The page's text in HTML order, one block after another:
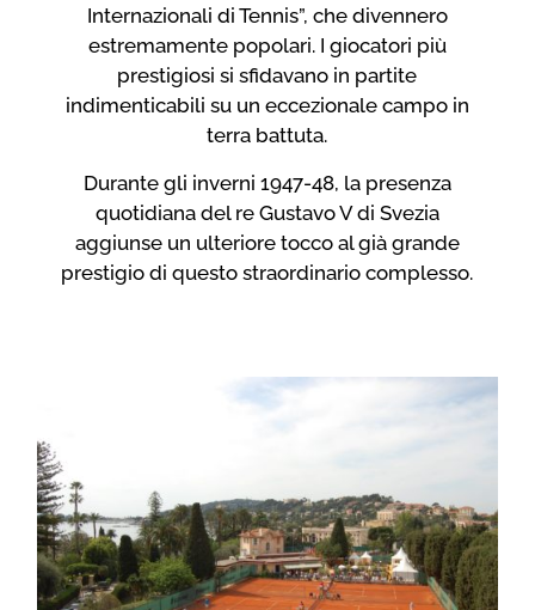
Internazionali di Tennis”, che divennero
estremamente popolari. I giocatori più
prestigiosi si sfidavano in partite
indimenticabili su un eccezionale campo in
terra battuta.
Durante gli inverni 1947-48, la presenza
quotidiana del re Gustavo V di Svezia
aggiunse un ulteriore tocco al già grande
prestigio di questo straordinario complesso.